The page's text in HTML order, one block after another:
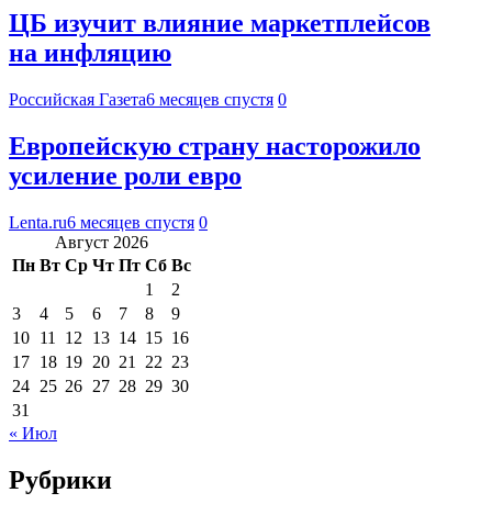
ЦБ изучит влияние маркетплейсов
на инфляцию
Российская Газета6 месяцев спустя 0
Европейскую страну насторожило
усиление роли евро
Lenta.ru6 месяцев спустя 0
Август 2026
Пн Вт Ср Чт Пт Сб Вс
1
2
3
4 5 6 7 8
9
10 11 12 13 14 15 16
17 18 19 20 21 22 23
24 25 26 27 28 29 30
31
« Июл
Рубрики